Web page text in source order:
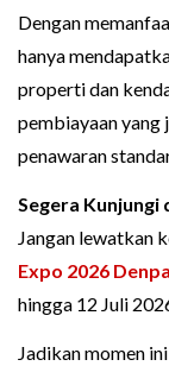
Dengan
hanya
properti dan
pembiayaan yang
penawaran
Segera Kunjungi
Jangan lewatkan
Expo 2026
hingga 12 Juli
Jadikan momen